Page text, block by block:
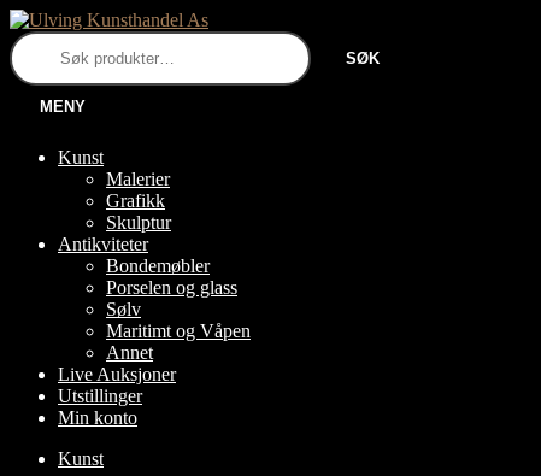
Hopp
til
navigasjon
Hopp
til
innhold
Søk
etter:
SØK
MENY
Kunst
Malerier
Grafikk
Skulptur
Antikviteter
Bondemøbler
Porselen og glass
Sølv
Maritimt og Våpen
Annet
Live Auksjoner
Utstillinger
Min konto
Kunst